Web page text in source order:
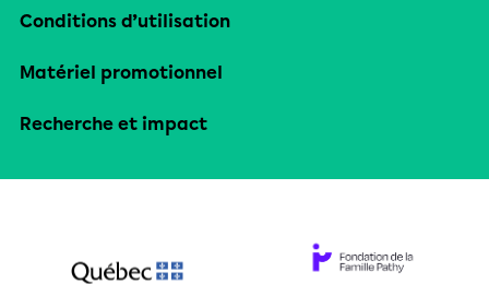
Conditions d’utilisation
Matériel promotionnel
Recherche et impact